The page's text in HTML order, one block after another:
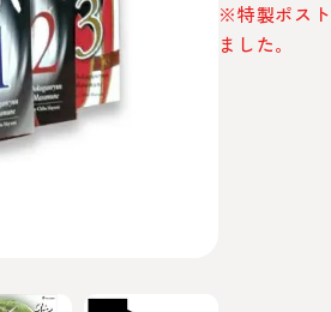
※特製ポス
ました。